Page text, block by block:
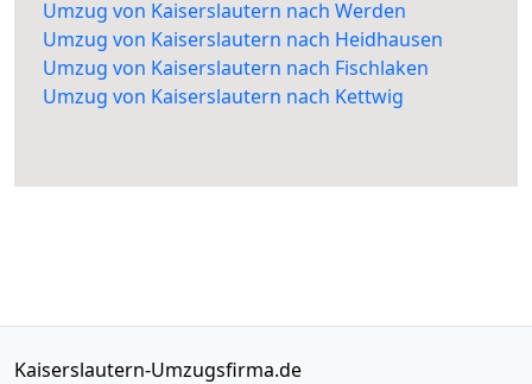
Umzug von Kaiserslautern nach Werden
Umzug von Kaiserslautern nach Heidhausen
Umzug von Kaiserslautern nach Fischlaken
Umzug von Kaiserslautern nach Kettwig
Kaiserslautern-Umzugsfirma.de